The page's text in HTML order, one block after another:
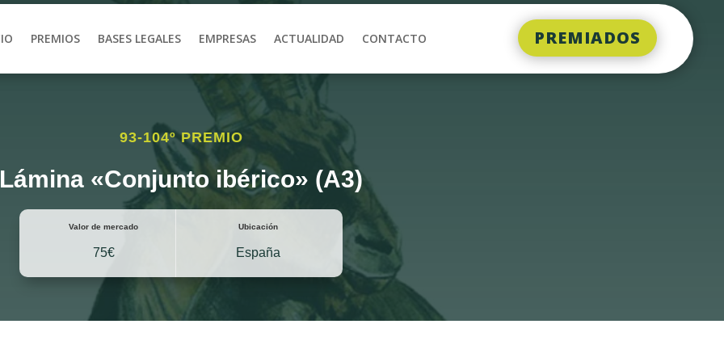
PREMIOS BASES LEGALES EMPRESAS ACTUALIDAD CONTACTO PREMIADOS
93-104º PREMIO
Lámina «Conjunto ibérico» (A3)
Valor de mercado
75€
Ubicación
España